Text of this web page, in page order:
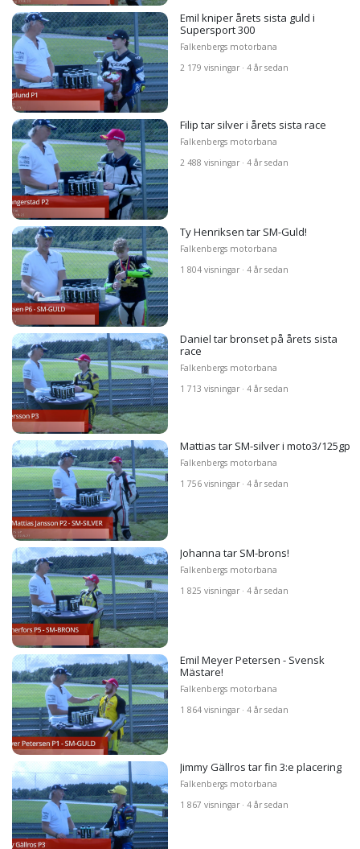
Emil kniper årets sista guld i
Supersport 300
Falkenbergs motorbana
2 179 visningar · 4 år sedan
Filip tar silver i årets sista race
Falkenbergs motorbana
2 488 visningar · 4 år sedan
Ty Henriksen tar SM-Guld!
Falkenbergs motorbana
1 804 visningar · 4 år sedan
Daniel tar bronset på årets sista
race
Falkenbergs motorbana
1 713 visningar · 4 år sedan
Mattias tar SM-silver i moto3/125gp
Falkenbergs motorbana
1 756 visningar · 4 år sedan
Johanna tar SM-brons!
Falkenbergs motorbana
1 825 visningar · 4 år sedan
Emil Meyer Petersen - Svensk
Mästare!
Falkenbergs motorbana
1 864 visningar · 4 år sedan
Jimmy Gällros tar fin 3:e placering
Falkenbergs motorbana
1 867 visningar · 4 år sedan